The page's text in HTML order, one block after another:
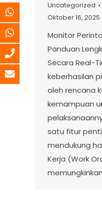
Uncategorized
Oktober 16, 2025
Monitor
Panduan
Secara Real-
keberhasilan
oleh rencana
kemampuan
satu fitur
mendukung
Kerja (Work